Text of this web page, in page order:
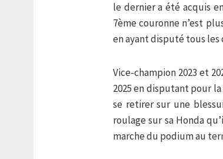
le dernier a été acquis
7ème couronne n’est
en ayant disputé tous les
Vice-champion 2023 et
2025 en disputant pour
se retirer sur une
roulage sur sa Honda
marche du podium au